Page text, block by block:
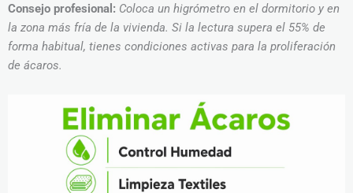
Consejo profesional: Coloca un higrómetro en el dormitorio y en
la zona más fría de la vivienda. Si la lectura supera el 55% de
forma habitual, tienes condiciones activas para la proliferación
de ácaros.